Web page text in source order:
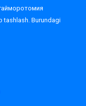
tashlash. Burundagi